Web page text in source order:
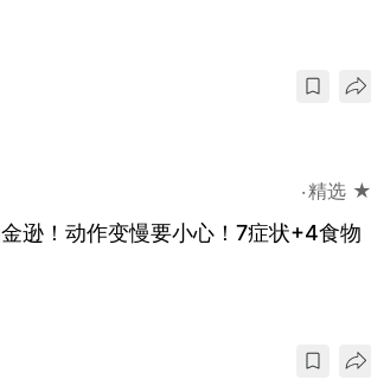
精选 ★
逊！动作变慢要小心！7症状+4食物